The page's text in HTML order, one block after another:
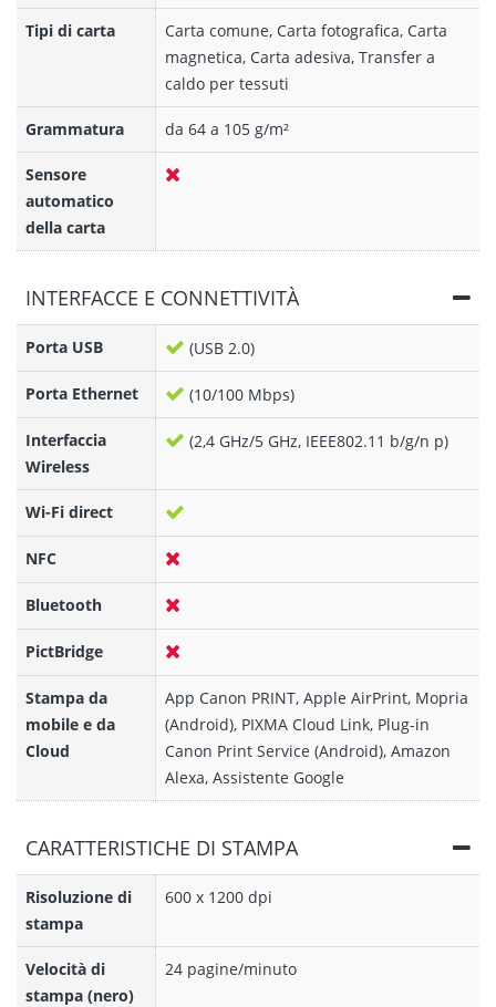
Tipi di carta
Carta comune, Carta fotografica, Carta
magnetica, Carta adesiva, Transfer a
caldo per tessuti
Grammatura da 64 a 105 g/m²
Sensore
automatico
della carta
INTERFACCE E CONNETTIVITÀ
Porta USB (USB 2.0)
Porta Ethernet (10/100 Mbps)
Interfaccia
Wireless
(2,4 GHz/5 GHz, IEEE802.11 b/g/n p)
Wi-Fi direct
NFC
Bluetooth
PictBridge
Stampa da
mobile e da
Cloud
App Canon PRINT, Apple AirPrint, Mopria
(Android), PIXMA Cloud Link, Plug-in
Canon Print Service (Android), Amazon
Alexa, Assistente Google
CARATTERISTICHE DI STAMPA
Risoluzione di
stampa
600 x 1200 dpi
Velocità di
stampa (nero)
24 pagine/minuto